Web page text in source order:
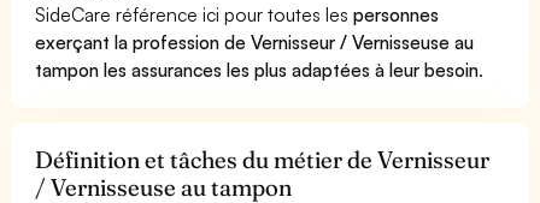
SideCare référence ici pour toutes lespersonnes
exerçant la profession de Vernisseur / Vernisseuse au
tampon les assurances les plus adaptées à leur besoin.
Définition et tâches du métier de Vernisseur
/ Vernisseuse au tampon